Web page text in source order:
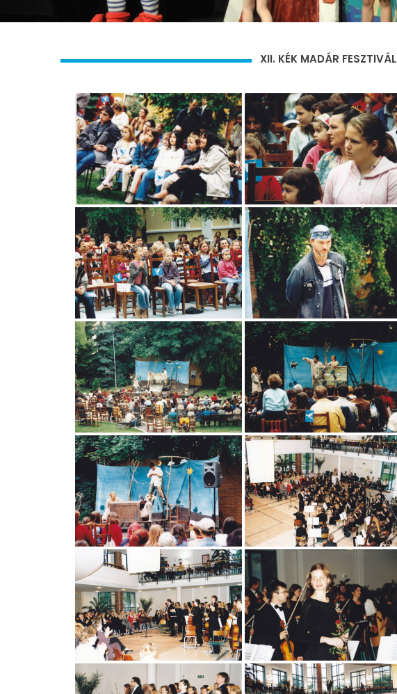
XII. KÉK MADÁR FESZTIVÁL